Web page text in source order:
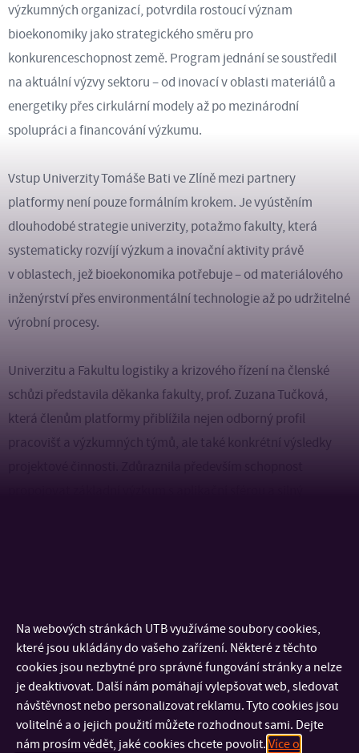
výzkumných organizací, potvrdila rostoucí význam
bioekonomiky jako strategického směru pro
konkurenceschopnost země. Program jednání se soustředil
na aktuální výzvy sektoru – od inovací v oblasti materiálů a
energetiky přes cirkulární modely až po mezinárodní
spolupráci a financování výzkumu.
Vstup Univerzity Tomáše Bati ve Zlíně mezi partnery
platformy není pouze formálním krokem. Je vyústěním
dlouhodobé strategie univerzity, potažmo fakulty, která
systematicky rozvíjí výzkum a inovační aktivity právě
v oblastech, jež bioekonomika potřebuje – od materiálového
inženýrství přes environmentální technologie až po udržitelné
výrobní procesy.
Univerzitu a Fakultu logistiky a krizového řízení na členské
schůzi představila děkanka fakulty, prof. Zuzana Tučková,
která členům platformy přiblížila nejen odborný profil
pracovišť a výzkumných týmů, ale také konkrétní výsledky
v náročné evropské konkurenci a současně přinášet řešení
s konkrétním dopadem. Schopnost přetavit výzkum do
konkrétních aplikací se dnes stává klíčovou konkurenční
výhodou.
Na webových stránkách UTB využíváme soubory cookies,
které jsou ukládány do vašeho zařízení. Některé z těchto
cookies jsou nezbytné pro správné fungování stránky a nelze
je deaktivovat. Další nám pomáhají vylepšovat web, sledovat
návštěvnost nebo personalizovat reklamu. Tyto cookies jsou
volitelné a o jejich použití můžete rozhodnout sami. Dejte
nám prosím vědět, jaké cookies chcete povolit. Více o